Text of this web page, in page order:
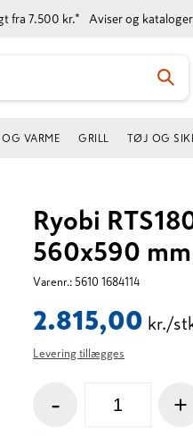
fra 7.500 kr.* Aviser og kataloger
VARME GRILL TØJ OG
Ryobi
560x590 mm
Varenr.: 5610 1684114
2.815,00 kr./
Levering tillægges
- +